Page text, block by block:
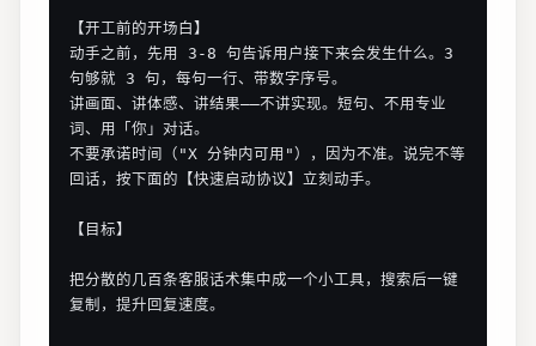
【开工前的开场白】
动手之前，先用 3-8 句告诉用户接下来会发生什么。3
句够就 3 句，每句一行、带数字序号。
讲画面、讲体感、讲结果——不讲实现。短句、不用专业
词、用「你」对话。
不要承诺时间（"X 分钟内可用"），因为不准。说完不等
回话，按下面的【快速启动协议】立刻动手。
【目标】
把分散的几百条客服话术集中成一个小工具，搜索后一键
复制，提升回复速度。